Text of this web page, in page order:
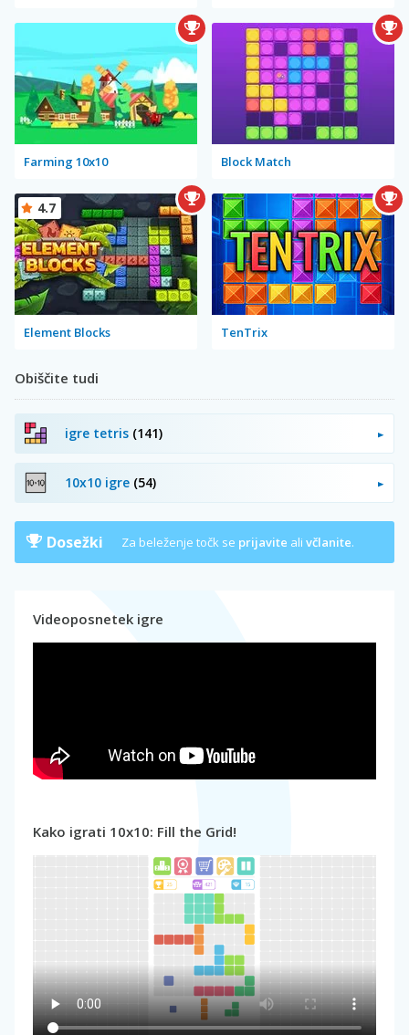
Farming 10x10 Block Match
Element Blocks
4.7
TenTrix
Obiščite tudi
igre tetris (141)
10x10 igre (54)
Dosežki Za beleženje točk se prijavite ali včlanite.
Videoposnetek igre
Kako igrati 10x10: Fill the Grid!